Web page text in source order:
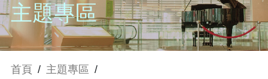
主題專區
首頁 / 主題專區 /